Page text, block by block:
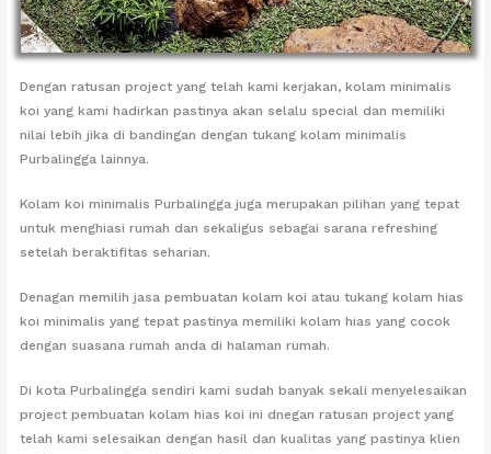
Dengan ratusan project yang telah kami kerjakan, kolam minimalis
koi yang kami hadirkan pastinya akan selalu special dan memiliki
nilai lebih jika di bandingan dengan tukang kolam minimalis
Purbalingga lainnya.
Kolam koi minimalis Purbalingga juga merupakan pilihan yang tepat
untuk menghiasi rumah dan sekaligus sebagai sarana refreshing
setelah beraktifitas seharian.
Denagan memilih jasa pembuatan kolam koi atau tukang kolam hias
koi minimalis yang tepat pastinya memiliki kolam hias yang cocok
dengan suasana rumah anda di halaman rumah.
Di kota Purbalingga sendiri kami sudah banyak sekali menyelesaikan
project pembuatan kolam hias koi ini dnegan ratusan project yang
telah kami selesaikan dengan hasil dan kualitas yang pastinya klien